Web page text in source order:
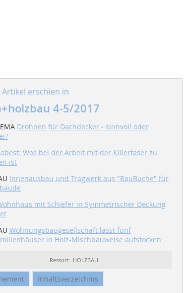
Artikel erschien in
4-5/2017
Drohnen für Dachdecker - sinnvoll oder
Was bei der Arbeit mit der Killerfaser zu
ist
Innenausbau und Tragwerk aus "BauBuche" für
mit Schiefer in Symmetrischer Deckung
Wohnungsbaugesellschaft lässt fünf
in Holz-Mischbauweise aufstocken
Ressort: HOLZBAU
Inhaltsverzeichnis